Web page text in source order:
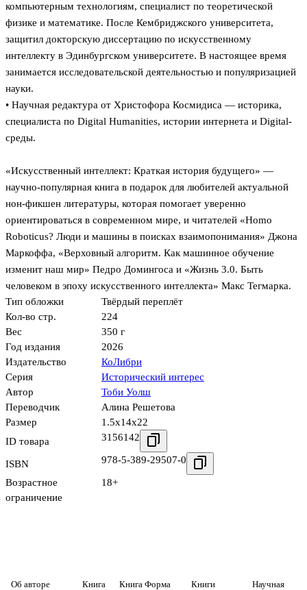
компьютерным технологиям, специалист по теоретической
физике и математике. После Кембриджского университета,
защитил докторскую диссертацию по искусственному
интеллекту в Эдинбургском университете. В настоящее время
занимается исследовательской деятельностью и популяризацией
науки.
• Научная редактура от Христофора Космидиса — историка,
специалиста по Digital Humanities, истории интернета и Digital-
среды.
«Искусственный интеллект: Краткая история будущего» —
научно-популярная книга в подарок для любителей актуальной
нон-фикшен литературы, которая помогает уверенно
ориентироваться в современном мире, и читателей «Homo
Roboticus? Люди и машины в поисках взаимопонимания» Джона
Маркоффа, «Верховный алгоритм. Как машинное обучение
изменит наш мир» Педро Домингоса и «Жизнь 3.0. Быть
человеком в эпоху искусственного интеллекта» Макс Тегмарка.
Тип обложки
Твёрдый переплёт
Кол-во стр.
224
Вес
350 г
Год издания
2026
Издательство
КоЛибри
Серия
Исторический интерес
Автор
Тоби Уолш
Переводчик
Алина Решетова
Размер
1.5x14x22
ID товара
3156142
ISBN 978-5-389-29507-0
Возрастное
ограничение
18+
Об авторе Книга Книга Форма Книги Научная